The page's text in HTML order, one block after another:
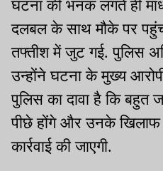
घटना की भनक लगते ही
दलबल के साथ मौके पर
तफ्तीश में जुट गई. पुलिस
उन्होंने घटना के मुख्य
पुलिस का दावा है कि बहुत
पीछे होंगे और उनके
कार्रवाई की जाएगी.